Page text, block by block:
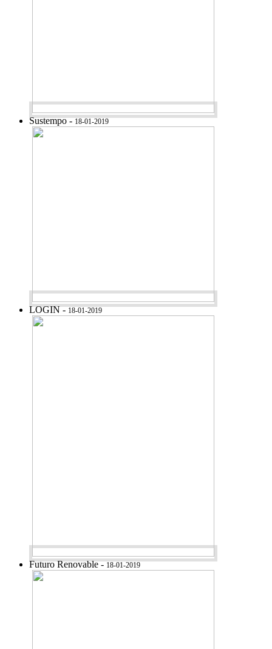
Sustempo -18-01-2019
LOGIN -18-01-2019
Futuro Renovable -18-01-2019